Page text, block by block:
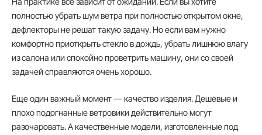
полностью убрать шум ветра при полностью открытом окне,
дефлекторы не решат такую задачу. Но если вам нужно
комфортно приоткрыть стекло в дождь, убрать лишнюю влагу
из салона или спокойно проветрить машину, они со своей
задачей справляются очень хорошо.
Еще один важный момент — качество изделия. Дешевые и
плохо подогнанные ветровики действительно могут
разочаровать. А качественные модели, изготовленные под